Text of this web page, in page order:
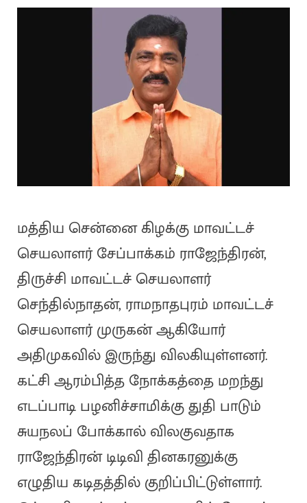
மத்திய சென்னை கிழக்கு மாவட்டச்
செயலாளர் சேப்பாக்கம் ராஜேந்திரன்,
திருச்சி மாவட்டச் செயலாளர்
செந்தில்நாதன், ராமநாதபுரம் மாவட்டச்
செயலாளர் முருகன் ஆகியோர்
அதிமுகவில் இருந்து விலகியுள்ளனர்.
கட்சி ஆரம்பித்த நோக்கத்தை மறந்து
எடப்பாடி பழனிச்சாமிக்கு துதி பாடும்
சுயநலப் போக்கால் விலகுவதாக
ராஜேந்திரன் டிடிவி தினகரனுக்கு
எழுதிய கடிதத்தில் குறிப்பிட்டுள்ளார்.